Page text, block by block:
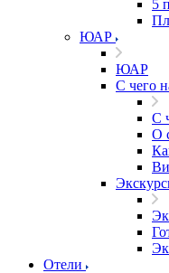
5
ЮАР
ЮАР
С чего
С
О
Отели